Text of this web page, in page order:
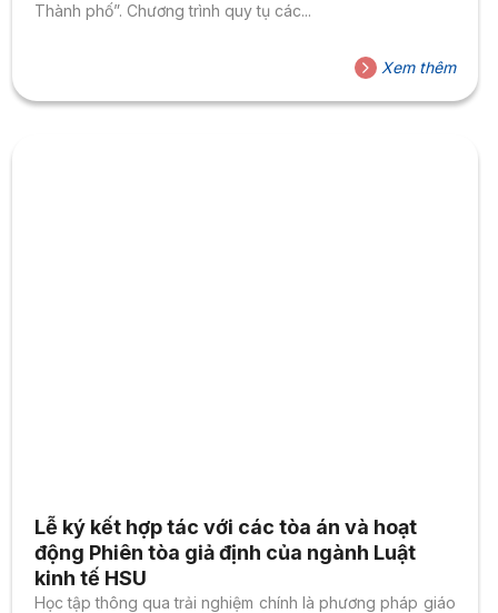
Thành phố”. Chương trình quy tụ các...
Xem thêm
Lễ ký kết hợp tác với các tòa án và hoạt
động Phiên tòa giả định của ngành Luật
kinh tế HSU
Học tập thông qua trải nghiệm chính là phương pháp giáo